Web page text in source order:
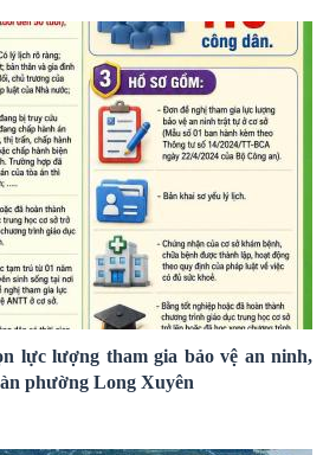
lực lượng tham gia bảo vệ an ninh,
phường Long Xuyên